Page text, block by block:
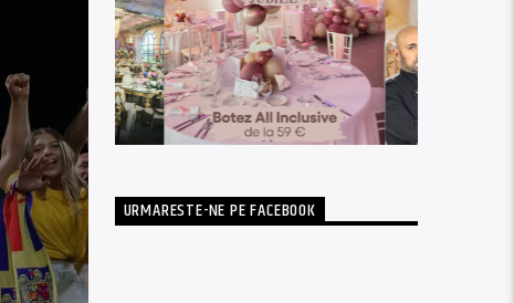
URMARESTE-NE PE FACEBOOK